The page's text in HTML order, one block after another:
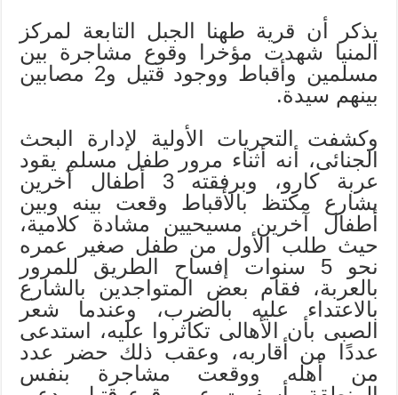
يذكر أن قرية طهنا الجبل التابعة لمركز
المنيا شهدت مؤخرا وقوع مشاجرة بين
مسلمين وأقباط ووجود قتيل و2 مصابين
بينهم سيدة.
وكشفت التحريات الأولية لإدارة البحث
الجنائى، أنه أثناء مرور طفل مسلم يقود
عربة كارو، وبرفقته 3 أطفال آخرين
بشارع مكتظ بالأقباط وقعت بينه وبين
أطفال آخرين مسيحيين مشادة كلامية،
حيث طلب الأول من طفل صغير عمره
نحو 5 سنوات إفساح الطريق للمرور
بالعربة، فقام بعض المتواجدين بالشارع
بالاعتداء عليه بالضرب، وعندما شعر
الصبى بأن الأهالى تكاثروا عليه، استدعى
عددًا من أقاربه، وعقب ذلك حضر عدد
من أهله ووقعت مشاجرة بنفس